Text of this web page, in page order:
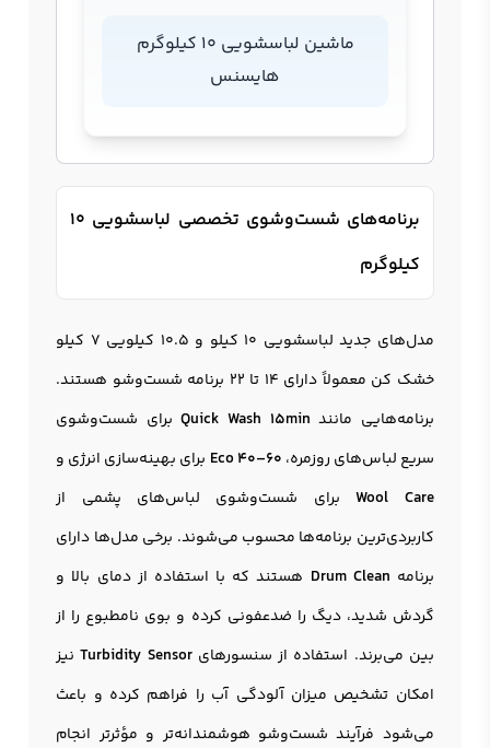
ماشین لباسشویی 10 کیلوگرم
هایسنس
برنامه‌های شست‌وشوی تخصصی لباسشویی 10
کیلوگرم
مدل‌های جدید لباسشویی 10 کیلو و 10.5 کیلویی 7 کیلو
خشک کن معمولاً دارای ۱۴ تا ۲۲ برنامه شست‌وشو هستند.
برنامه‌هایی مانند Quick Wash 15minبرای شست‌وشوی
سریع لباس‌های روزمره، Eco 40–60 برای بهینه‌سازی انرژی و
Wool Careبرای شست‌وشوی لباس‌های پشمی از
کاربردی‌ترین برنامه‌ها محسوب می‌شوند. برخی مدل‌ها دارای
برنامه Drum Clean هستند که با استفاده از دمای بالا و
گردش شدید، دیگ را ضدعفونی کرده و بوی نامطبوع را از
بین می‌برند. استفاده از سنسورهایTurbidity Sensorنیز
امکان تشخیص میزان آلودگی آب را فراهم کرده و باعث
می‌شود فرآیند شست‌وشو هوشمندانه‌تر و مؤثرتر انجام